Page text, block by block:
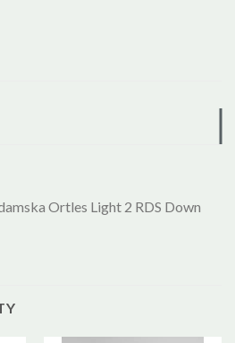
Ortles Light 2 RDS Down